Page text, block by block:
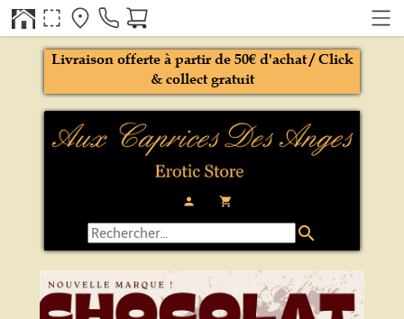
person local_grocery_store
Livraison offerte à partir de 50€ d'achat / Click
& collect gratuit
search